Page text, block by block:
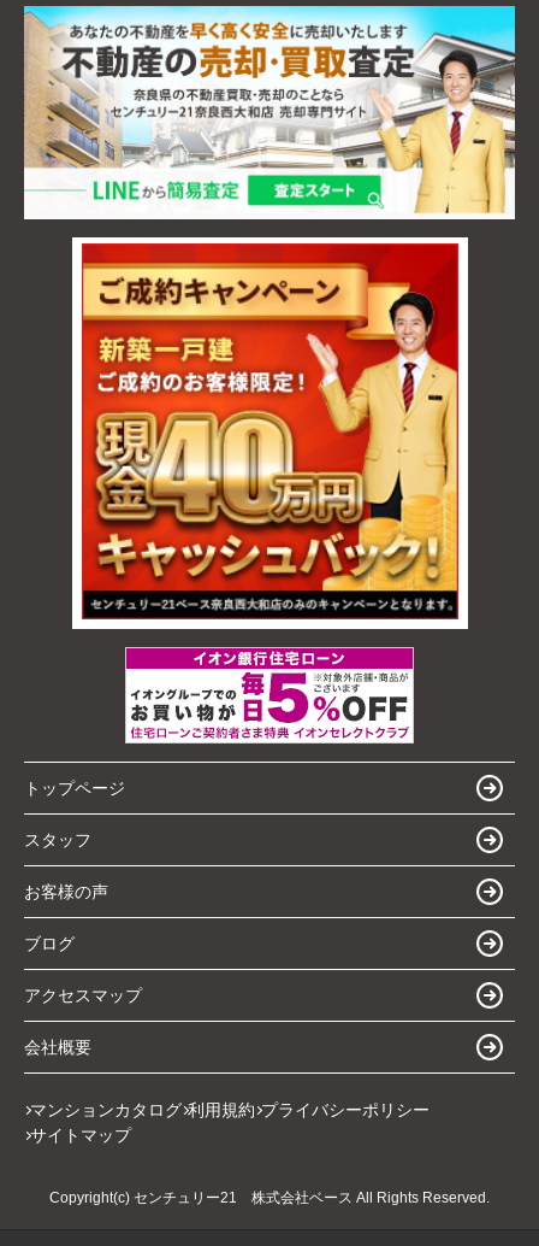
トップページ
スタッフ
お客様の声
ブログ
アクセスマップ
会社概要
マンションカタログ 利用規約 プライバシーポリシー
サイトマップ
Copyright(c) センチュリー21 株式会社ベース All Rights Reserved.